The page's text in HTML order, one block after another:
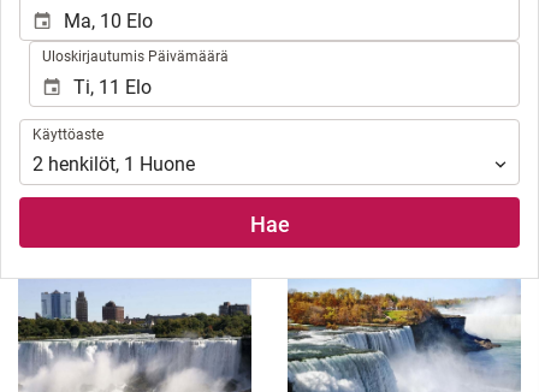
Uloskirjautumis Päivämäärä
Käyttöaste
Käyttöaste
2 henkilöt, 1 Huone
Hae